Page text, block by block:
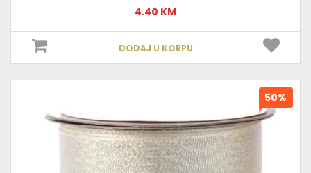
4.40 KM
DODAJ U KORPU
50%